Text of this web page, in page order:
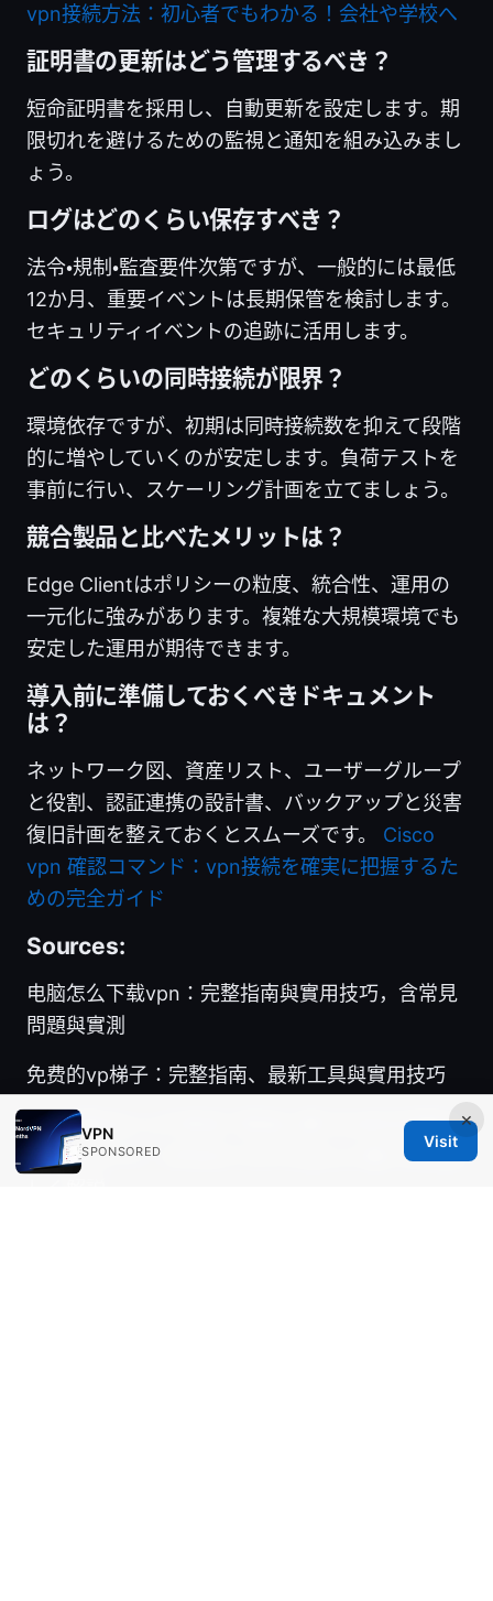
vpn接続方法：初心者でもわかる！会社や学校へ
証明書の更新はどう管理するべき？
短命証明書を採用し、自動更新を設定します。期
限切れを避けるための監視と通知を組み込みまし
ょう。
ログはどのくらい保存すべき？
法令・規制・監査要件次第ですが、一般的には最低
12か月、重要イベントは長期保管を検討します。
セキュリティイベントの追跡に活用します。
どのくらいの同時接続が限界？
環境依存ですが、初期は同時接続数を抑えて段階
的に増やしていくのが安定します。負荷テストを
事前に行い、スケーリング計画を立てましょう。
競合製品と比べたメリットは？
Edge Clientはポリシーの粒度、統合性、運用の
一元化に強みがあります。複雑な大規模環境でも
安定した運用が期待できます。
導入前に準備しておくべきドキュメント
は？
ネットワーク図、資産リスト、ユーザーグループ
と役割、認証連携の設計書、バックアップと災害
復旧計画を整えておくとスムーズです。 Cisco
vpn 確認コマンド：vpn接続を確実に把握するた
めの完全ガイド
Sources:
电脑怎么下载vpn：完整指南與實用技巧，含常見
問題與實測
免费的vp梯子：完整指南、最新工具與實用技巧
Vpnが危ないって本当？安全に使うための注意点
と完全ガイド：VPNのリスクと正しい使い方を詳
×
VPN
SPONSORED
Visit